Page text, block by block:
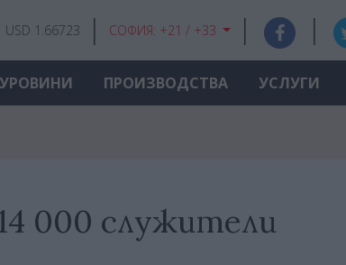
USD 1.66723 СОФИЯ: +21 / +33
ПРОИЗВОДСТВА УСЛУГИ
000 служители